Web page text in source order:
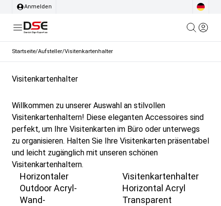
Anmelden
Startseite/Aufsteller/Visitenkartenhalter
Visitenkartenhalter
Willkommen zu unserer Auswahl an stilvollen
Visitenkartenhaltern! Diese eleganten Accessoires sind
perfekt, um Ihre Visitenkarten im Büro oder unterwegs
zu organisieren. Halten Sie Ihre Visitenkarten präsentabel
und leicht zugänglich mit unseren schönen
Visitenkartenhaltern.
Horizontaler
Outdoor Acryl-
Wand-
Visitenkartenhalter
Horizontal Acryl
Transparent